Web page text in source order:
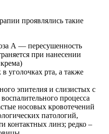
проявлялись такие
А — пересушенность
при нанесении
уголочках рта, а также
эпителия и слизистых с
процесса
носовых кровотечений
патологий,
контактных линз; редко –